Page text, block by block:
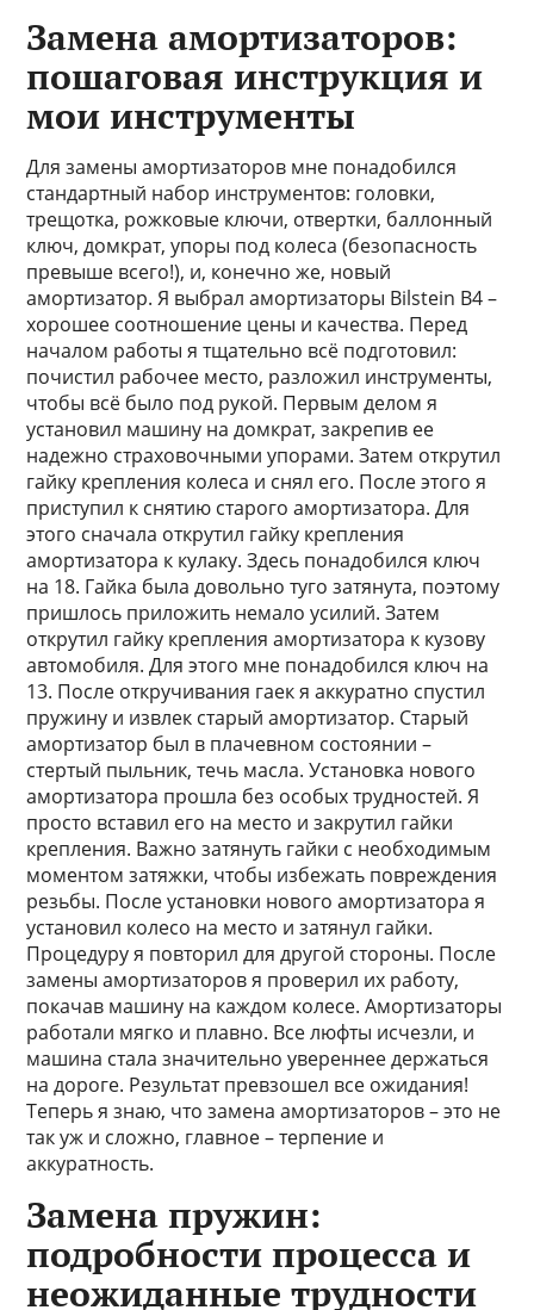
Замена амортизаторов:
пошаговая инструкция и
мои инструменты
Для замены амортизаторов мне понадобился
стандартный набор инструментов: головки,
трещотка, рожковые ключи, отвертки, баллонный
ключ, домкрат, упоры под колеса (безопасность
превыше всего!), и, конечно же, новый
амортизатор. Я выбрал амортизаторы Bilstein B4 –
хорошее соотношение цены и качества. Перед
началом работы я тщательно всё подготовил:
почистил рабочее место, разложил инструменты,
чтобы всё было под рукой. Первым делом я
установил машину на домкрат, закрепив ее
надежно страховочными упорами. Затем открутил
гайку крепления колеса и снял его. После этого я
приступил к снятию старого амортизатора. Для
этого сначала открутил гайку крепления
амортизатора к кулаку. Здесь понадобился ключ
на 18. Гайка была довольно туго затянута, поэтому
пришлось приложить немало усилий. Затем
открутил гайку крепления амортизатора к кузову
автомобиля. Для этого мне понадобился ключ на
13. После откручивания гаек я аккуратно спустил
пружину и извлек старый амортизатор. Старый
амортизатор был в плачевном состоянии –
стертый пыльник, течь масла. Установка нового
амортизатора прошла без особых трудностей. Я
просто вставил его на место и закрутил гайки
крепления. Важно затянуть гайки с необходимым
моментом затяжки, чтобы избежать повреждения
резьбы. После установки нового амортизатора я
установил колесо на место и затянул гайки.
Процедуру я повторил для другой стороны. После
замены амортизаторов я проверил их работу,
покачав машину на каждом колесе. Амортизаторы
работали мягко и плавно. Все люфты исчезли, и
машина стала значительно увереннее держаться
на дороге. Результат превзошел все ожидания!
Теперь я знаю, что замена амортизаторов – это не
так уж и сложно, главное – терпение и
аккуратность.
Замена пружин:
подробности процесса и
неожиданные трудности